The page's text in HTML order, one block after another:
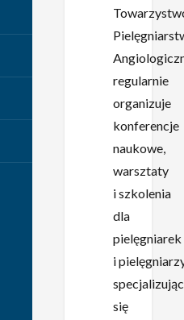
regularnie
organizuje
konferencje
naukowe,
warsztaty
i szkolenia
dla
pielęgniarek
i
się